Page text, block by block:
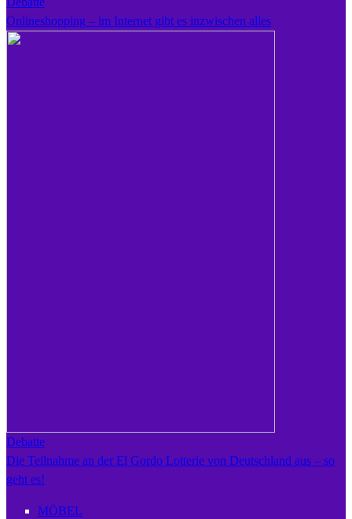
Onlineshopping – im Internet gibt es inzwischen alles
Debatte
Die Teilnahme an der El Gordo Lotterie von Deutschland aus – so
geht es!
MÖBEL